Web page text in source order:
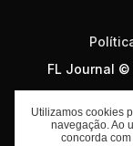
FL Journal
Utilizamos cookies
navegação. Ao
concorda